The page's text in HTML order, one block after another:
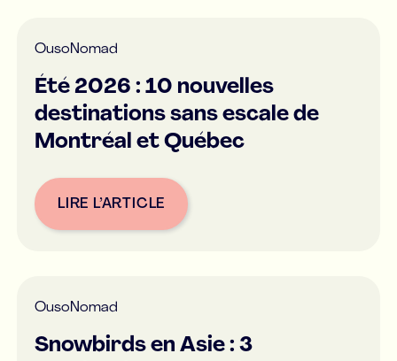
OusoNomad
Été 2026 : 10 nouvelles
destinations sans escale de
Montréal et Québec
Button Text
LIRE L’ARTICLE
OusoNomad
Snowbirds en Asie : 3